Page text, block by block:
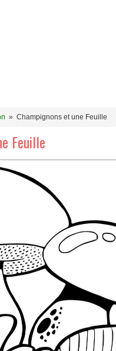
» Champignons et une Feuille
Feuille